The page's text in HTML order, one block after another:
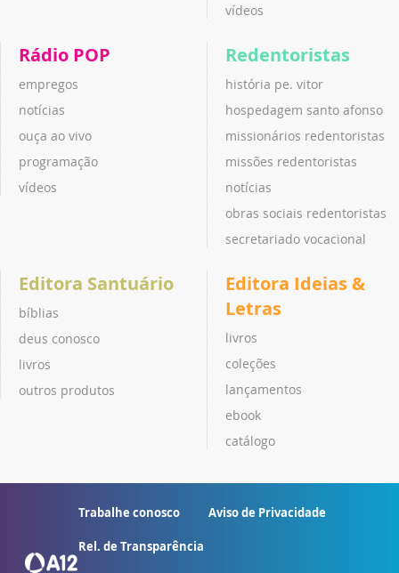
vídeos
Rádio POP
empregos
notícias
ouça ao vivo
programação
vídeos
Redentoristas
história pe. vitor
hospedagem santo afonso
missionários redentoristas
missões redentoristas
notícias
obras sociais redentoristas
secretariado vocacional
Editora Santuário
bíblias
deus conosco
livros
outros produtos
Editora Ideias &
Letras
livros
coleções
lançamentos
ebook
catálogo
Trabalhe conosco Aviso de Privacidade
Rel. de Transparência